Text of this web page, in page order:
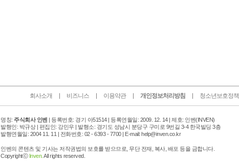
회사소개 비즈니스 이용약관 개인정보처리방침 청소년보호정책
명칭: 주식회사 인벤 | 등록번호: 경기 아51514 | 등록연월일: 2009. 12. 14 | 제호: 인벤 (INVEN)
발행인: 박규상 | 편집인: 강민우 | 발행소: 경기도 성남시 분당구 구미로 9번길 3-4 한국빌딩 3층
발행연월일: 2004 11. 11 |
전화번호: 02 - 6393 - 7700 | E-mail: help@inven.co.kr
인벤의 콘텐츠 및 기사는 저작권법의 보호를 받으므로, 무단 전재, 복사, 배포 등을 금합니다.
Copyrightⓒ Inven. All rights reserved.